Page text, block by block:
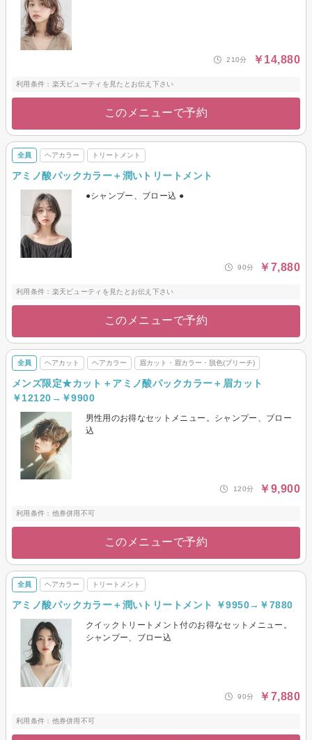
210分 ￥14,880
利用条件：楽天ビューティを見たとお伝え下さい
このメニューで予約
全員 ヘアカラー トリートメント
アミノ酸パックカラー＋潤いトリートメント
●シャンプー、ブロー込 ●
90分 ￥7,880
利用条件：楽天ビューティを見たとお伝え下さい
このメニューで予約
全員 ヘアカット ヘアカラー 眉カット・眉カラー・脱色(ブリーチ)
メンズ限定★カット＋アミノ酸パックカラー＋眉カット
￥12120→￥9900
男性用のお得なセットメニュー。シャンプー、ブロー
込
120分 ￥9,900
利用条件：他券併用不可
このメニューで予約
全員 ヘアカラー トリートメント
アミノ酸パックカラー＋潤いトリートメント ￥9950→￥7880
クイックトリートメント付のお得なセットメニュー。
シャンプー、ブロー込
90分 ￥7,880
利用条件：他券併用不可